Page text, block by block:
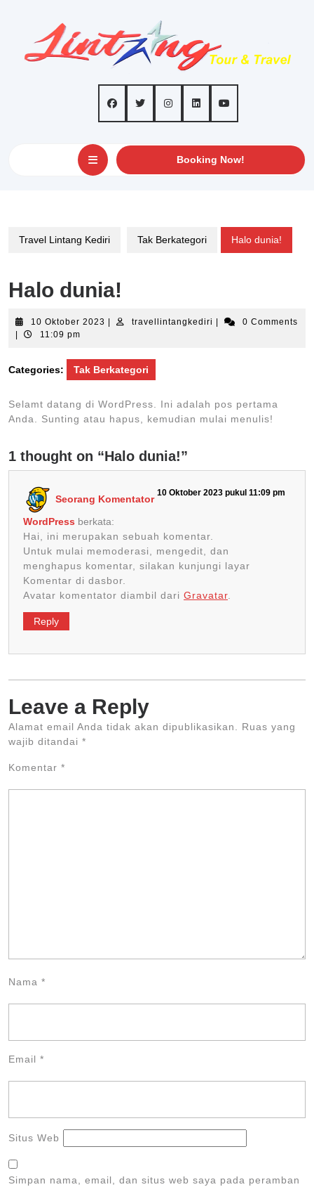
Open
Booking Now!GET
AN
Travel Lintang Kediri Tak Berkategori Halo dunia!
Halo dunia!
10 Oktober 2023 10
travellintangkediri travellintangkediri
0 Comments
11:09 pm
Categories: Tak Berkategori
Selamt datang di WordPress. Ini adalah pos pertama
Anda. Sunting atau hapus, kemudian mulai menulis!
1 thought on “Halo dunia!”
Seorang Komentator
WordPress berkata:
10 Oktober 2023 pukul 11:09 pm
Hai, ini merupakan sebuah komentar.
Untuk mulai memoderasi, mengedit, dan
menghapus komentar, silakan kunjungi layar
Komentar di dasbor.
Avatar komentator diambil dari Gravatar.
Reply
Leave a Reply
Alamat email Anda tidak akan dipublikasikan. Ruas yang
wajib ditandai *
Komentar *
Nama *
Email *
Situs Web
Simpan nama, email, dan situs web saya pada peramban